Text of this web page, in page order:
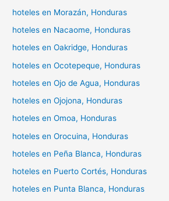
hoteles en Morazán, Honduras
hoteles en Nacaome, Honduras
hoteles en Oakridge, Honduras
hoteles en Ocotepeque, Honduras
hoteles en Ojo de Agua, Honduras
hoteles en Ojojona, Honduras
hoteles en Omoa, Honduras
hoteles en Orocuina, Honduras
hoteles en Peña Blanca, Honduras
hoteles en Puerto Cortés, Honduras
hoteles en Punta Blanca, Honduras